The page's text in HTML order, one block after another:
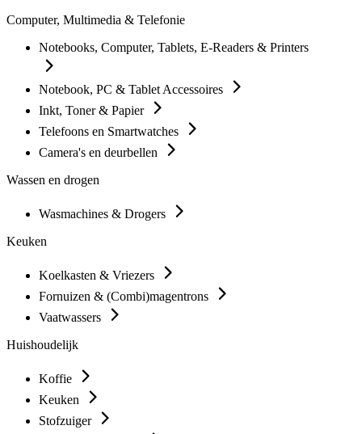
Computer, Multimedia & Telefonie
Notebooks, Computer, Tablets, E-Readers & Printers
Notebook, PC & Tablet Accessoires
Inkt, Toner & Papier
Telefoons en Smartwatches
Camera's en deurbellen
Wassen en drogen
Wasmachines & Drogers
Keuken
Koelkasten & Vriezers
Fornuizen & (Combi)magentrons
Vaatwassers
Huishoudelijk
Koffie
Keuken
Stofzuiger